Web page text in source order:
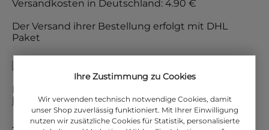
Versandkosten in Deutschland: 4.90 €
Der Versand ihrer Bestellung erfolgt mit DHL
Paket
Die Versandkosten für weitere Länder finden Sie
Ihre Zustimmung zu Cookies
Wir verwenden technisch notwendige Cookies, damit
unser Shop zuverlässig funktioniert. Mit Ihrer Einwilligung
nutzen wir zusätzliche Cookies für Statistik, personalisierte